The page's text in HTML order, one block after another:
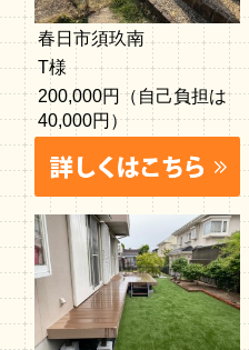
春日市須玖南
T様
200,000円（自己負担は
40,000円）